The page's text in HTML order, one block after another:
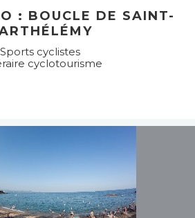
: BOUCLE DE SAINT-
Sports cyclistes
cyclotourisme